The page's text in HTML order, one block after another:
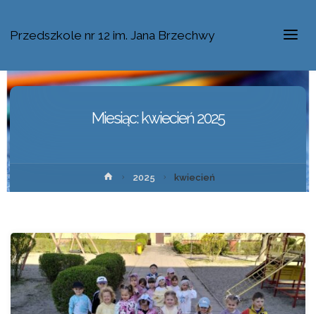
Przedszkole nr 12 im. Jana Brzechwy
Miesiąc: kwiecień 2025
2025 kwiecień